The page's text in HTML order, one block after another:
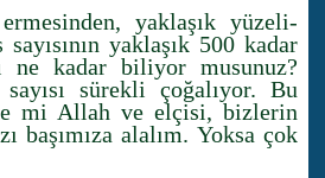
yaklaşık yüzeli-
yaklaşık 500 kadar
ne kadar biliyor musunuz?
sürekli çoğalıyor. Bu
mi Allah ve elçisi, bizlerin
başımıza alalım. Yoksa çok